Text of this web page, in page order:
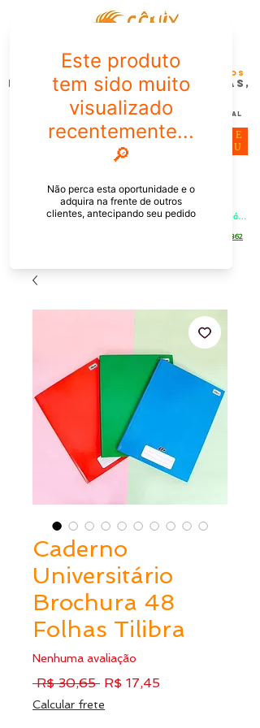
FÊNIX DESIGN STUDIO | Design
Gráfico| Desenvolvimento de Produtos
Personalizados para Pessoas,
Empresas e EventoS
Lembrancinhas, Brindes promocionais,
Decoração, Presentes e Comunicação Visual
PEDIDOS PELO CHAT OU WHATSAPP: Informe os produtos,
quantidade e o CEP ou endereço de entrega e receba um link já
ME
NU
[21] 9 6546 4862
Caderno
Universitário
Brochura 48
Folhas Tilibra
Nenhuma avaliação
R$ 30,65 Preço
R$ 17,45Preço
Calcular frete